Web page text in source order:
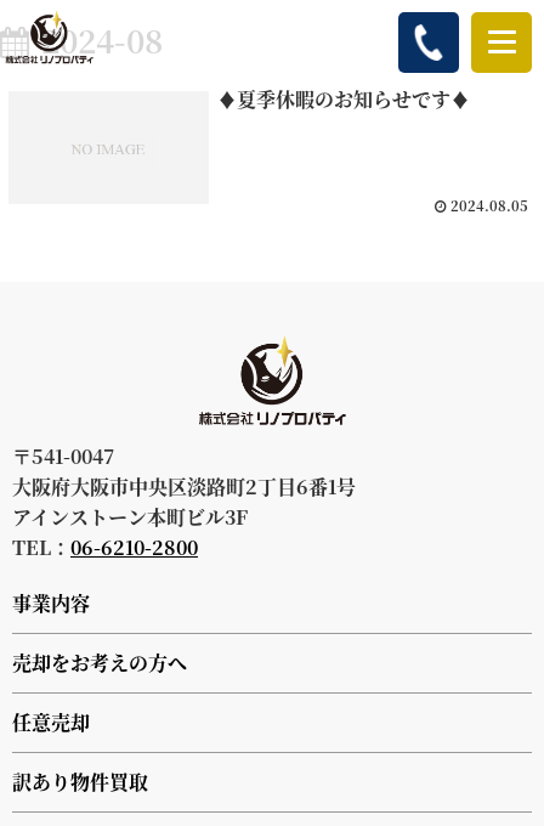
2024-08
♦夏季休暇のお知らせです♦
2024.08.05
〒541-0047
大阪府大阪市中央区淡路町2丁目6番1号
アインストーン本町ビル3F
TEL： 06-6210-2800
事業内容
売却をお考えの方へ
任意売却
訳あり物件買取